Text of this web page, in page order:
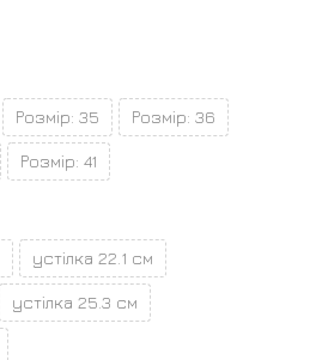
Розмір: 35 Розмір: 36
Розмір: 41
устілка 22.1 см
устілка 25.3 см